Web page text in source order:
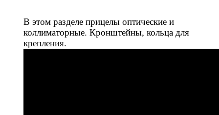
В этом разделе прицелы оптические и
коллиматорные. Кронштейны, кольца для
крепления.